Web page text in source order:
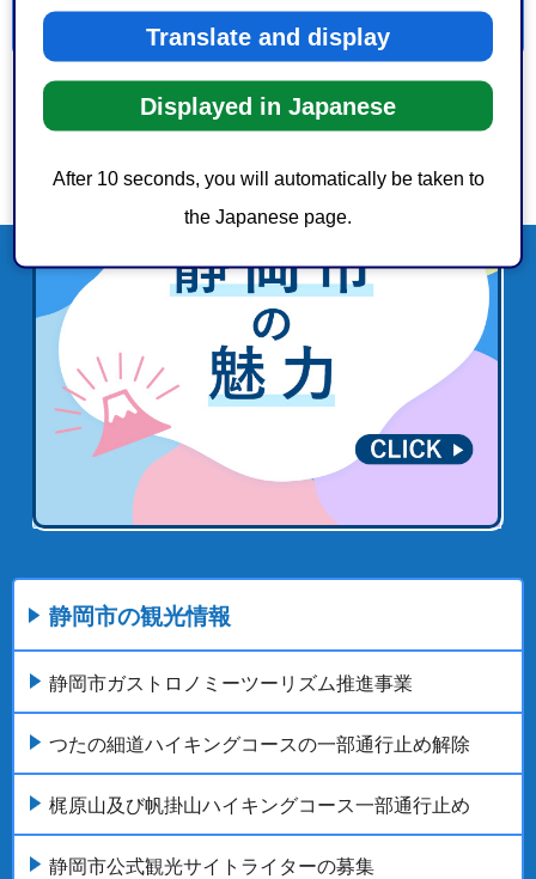
Translate and display
Displayed in Japanese
After 10 seconds, you will automatically be taken to
the Japanese page.
静岡市の観光情報
静岡市ガストロノミーツーリズム推進事業
つたの細道ハイキングコースの一部通行止め解除
梶原山及び帆掛山ハイキングコース一部通行止め
静岡市公式観光サイトライターの募集